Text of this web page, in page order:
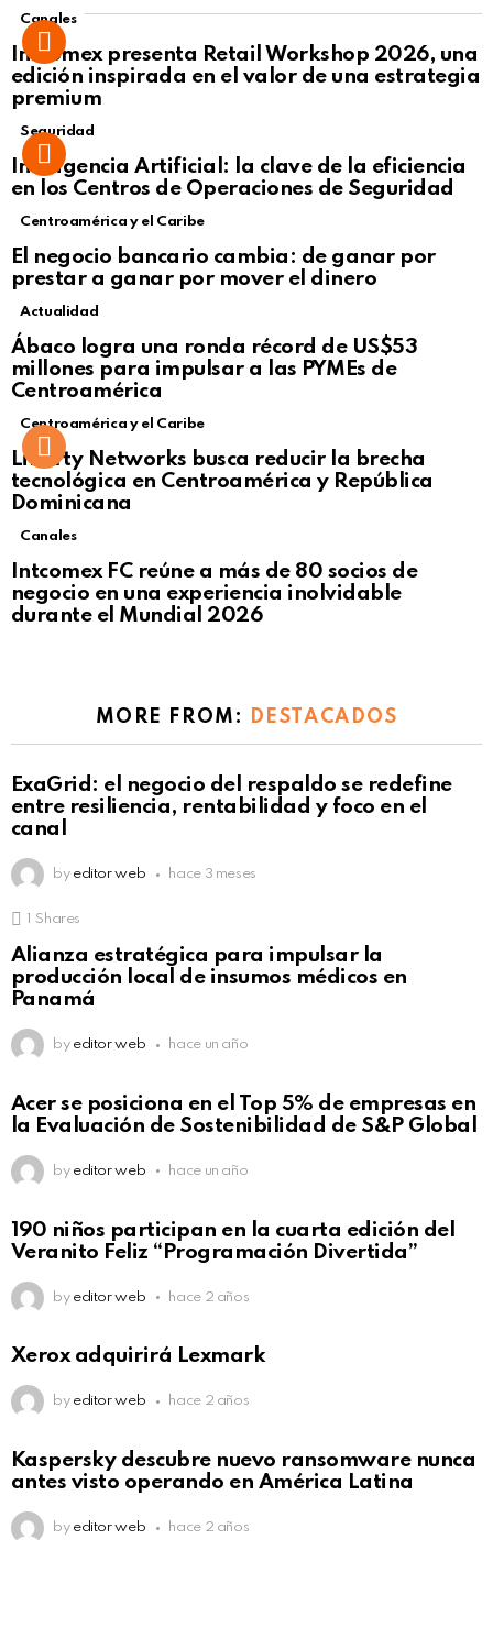
Canales
Intcomex presenta Retail Workshop 2026, una
edición inspirada en el valor de una estrategia
premium
Seguridad
Inteligencia Artificial: la clave de la eficiencia
en los Centros de Operaciones de Seguridad
Centroamérica y el Caribe
El negocio bancario cambia: de ganar por
prestar a ganar por mover el dinero
Not Safe For Work
Click to view this post
Actualidad
Ábaco logra una ronda récord de US$53
millones para impulsar a las PYMEs de
Centroamérica
Centroamérica y el Caribe
Liberty Networks busca reducir la brecha
tecnológica en Centroamérica y República
Dominicana
Canales
Intcomex FC reúne a más de 80 socios de
negocio en una experiencia inolvidable
durante el Mundial 2026
MORE FROM: DESTACADOS
ExaGrid: el negocio del respaldo se redefine
entre resiliencia, rentabilidad y foco en el
canal
by editor web hace 3 meses
Shares
Alianza estratégica para impulsar la
producción local de insumos médicos en
Panamá
by editor web hace un año
Acer se posiciona en el Top 5% de empresas en
la Evaluación de Sostenibilidad de S&P Global
by editor web hace un año
190 niños participan en la cuarta edición del
Veranito Feliz “Programación Divertida”
by editor web hace 2 años
Xerox adquirirá Lexmark
by editor web hace 2 años
Kaspersky descubre nuevo ransomware nunca
antes visto operando en América Latina
by editor web hace 2 años